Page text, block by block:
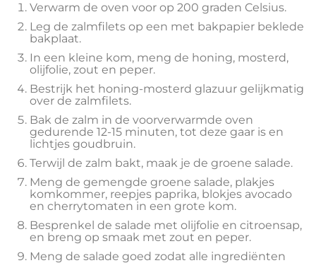
Verwarm de oven voor op 200 graden Celsius.
Leg de zalmfilets op een met bakpapier beklede
bakplaat.
In een kleine kom, meng de honing, mosterd,
olijfolie, zout en peper.
Bestrijk het honing-mosterd glazuur gelijkmatig
over de zalmfilets.
Bak de zalm in de voorverwarmde oven
gedurende 12-15 minuten, tot deze gaar is en
lichtjes goudbruin.
Terwijl de zalm bakt, maak je de groene salade.
Meng de gemengde groene salade, plakjes
komkommer, reepjes paprika, blokjes avocado
en cherrytomaten in een grote kom.
Besprenkel de salade met olijfolie en citroensap,
en breng op smaak met zout en peper.
Meng de salade goed zodat alle ingrediënten